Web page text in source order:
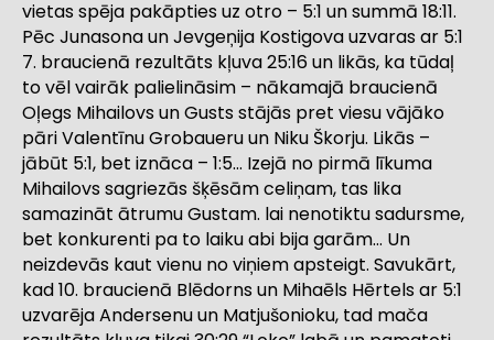
vietas spēja pakāpties uz otro – 5:1 un summā 18:11.
Pēc Junasona un Jevgeņija Kostigova uzvaras ar 5:1
7. braucienā rezultāts kļuva 25:16 un likās, ka tūdaļ
to vēl vairāk palielināsim – nākamajā braucienā
Oļegs Mihailovs un Gusts stājās pret viesu vājāko
pāri Valentīnu Grobaueru un Niku Škorju. Likās –
jābūt 5:1, bet iznāca – 1:5… Izejā no pirmā līkuma
Mihailovs sagriezās šķēsām celiņam, tas lika
samazināt ātrumu Gustam. lai nenotiktu sadursme,
bet konkurenti pa to laiku abi bija garām… Un
neizdevās kaut vienu no viņiem apsteigt. Savukārt,
kad 10. braucienā Blēdorns un Mihaēls Hērtels ar 5:1
uzvarēja Andersenu un Matjušonioku, tad mača